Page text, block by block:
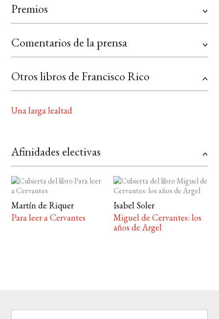
Premios
Comentarios de la prensa
Otros libros de Francisco Rico
Una larga lealtad
Afinidades electivas
Martín de Riquer
Para leer a Cervantes
Isabel Soler
Miguel de Cervantes: los
años de Argel